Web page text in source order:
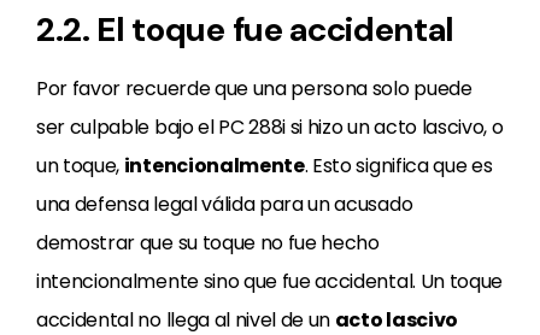
2.2. El toque fue accidental
Por favor recuerde que una persona solo puede
ser culpable bajo el PC 288i si hizo un acto lascivo, o
un toque, intencionalmente. Esto significa que es
una defensa legal válida para un acusado
demostrar que su toque no fue hecho
intencionalmente sino que fue accidental. Un toque
accidental no llega al nivel de un acto lascivo